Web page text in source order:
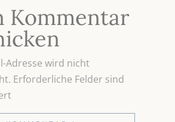
Kommentar
Adresse wird nicht
Erforderliche Felder sind